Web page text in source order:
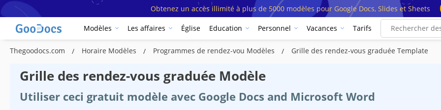
Obtenez un accès illimité à plus de 5000 modèles pour Google Docs, Slides et Sheets
Modèles Les affaires Église Education Personnel Vacances Tarifs
Thegoodocs.com Horaire Modèles Programmes de rendez-vou Modèles Grille des rendez-vous graduée Template
Grille des rendez-vous graduée Modèle
Utiliser ceci gratuit modèle avec Google Docs and Microsoft Word